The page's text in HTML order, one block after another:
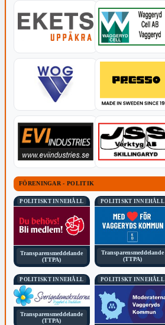
FÖRENINGAR - POLITIK
POLITISKT INNEHÅLL
Transparensmeddelande
(TTPA)
POLITISKT INNEHÅLL
Transparensmeddelande
(TTPA)
POLITISKT INNEHÅLL
Transparensmeddelande
(TTPA)
POLITISKT INNEHÅLL